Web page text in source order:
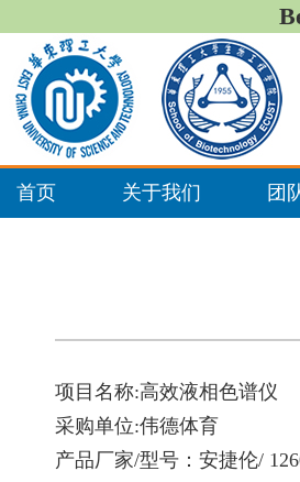
首页 关于我们 团
项目名称:高效液相色谱仪
采购单位:伟德体育
产品厂家/型号：安捷伦/